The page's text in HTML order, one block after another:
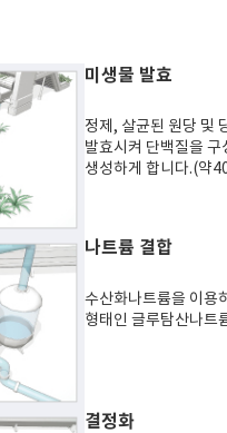
미생물 발효
정제, 살균된 원당 및
발효시켜 단백질을
생성하게 합니다.(약
나트륨 결합
수산화나트륨을 이용
형태인 글루탐산나트
결정화